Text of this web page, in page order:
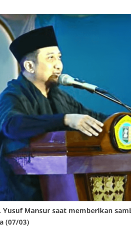
Yusuf Mansur saat memberikan
(07/03)